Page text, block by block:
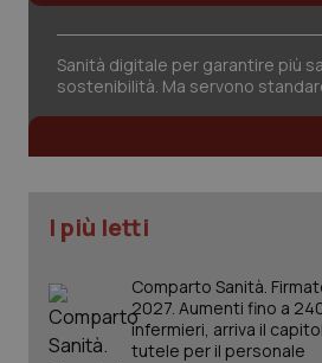
Sanità digitale per garantire più
sostenibilità. Ma servono
I più letti
Comparto Sanità.
2027. Aumenti fino a
infermieri, arriva il
tutele per il personale